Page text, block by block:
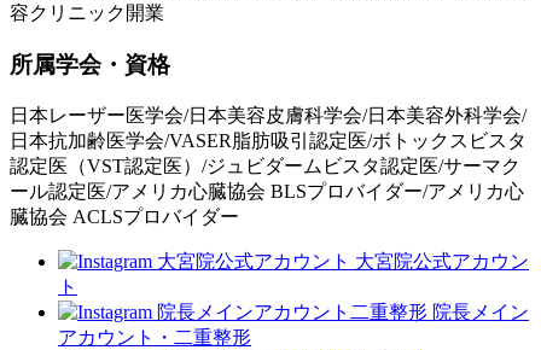
容クリニック開業
所属学会・資格
日本レーザー医学会/日本美容皮膚科学会/日本美容外科学会/
日本抗加齢医学会/VASER脂肪吸引認定医/ボトックスビスタ
認定医（VST認定医）/ジュビダームビスタ認定医/サーマク
ール認定医/アメリカ心臓協会 BLSプロバイダー/アメリカ心
臓協会 ACLSプロバイダー
大宮院公式アカウン
ト
院長メイン
アカウント・二重整形